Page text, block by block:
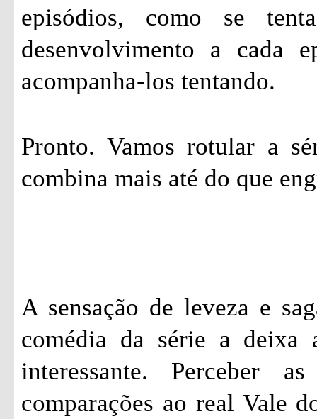
episódios, como se
desenvolvimento a cada
acompanha-los tentando.
Pronto. Vamos rotular a
combina mais até do que
A sensação de leveza e
comédia da série a deixa
interessante. Perceber
comparações ao real Vale